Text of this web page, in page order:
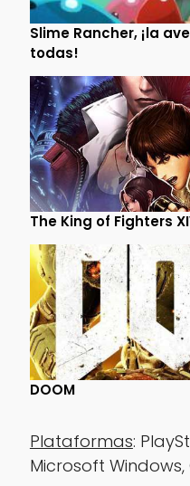
Slime Rancher, ¡la
todas!
The King of Fighters
DOOM
‎‎‎‏‎‎‎Plataformas:
Microsoft Windows,